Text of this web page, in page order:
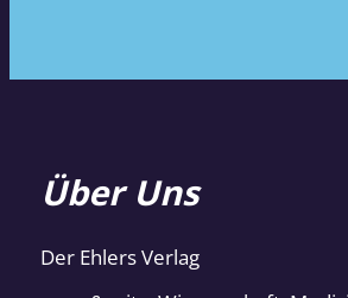
Über Uns
Der Ehlers Verlag